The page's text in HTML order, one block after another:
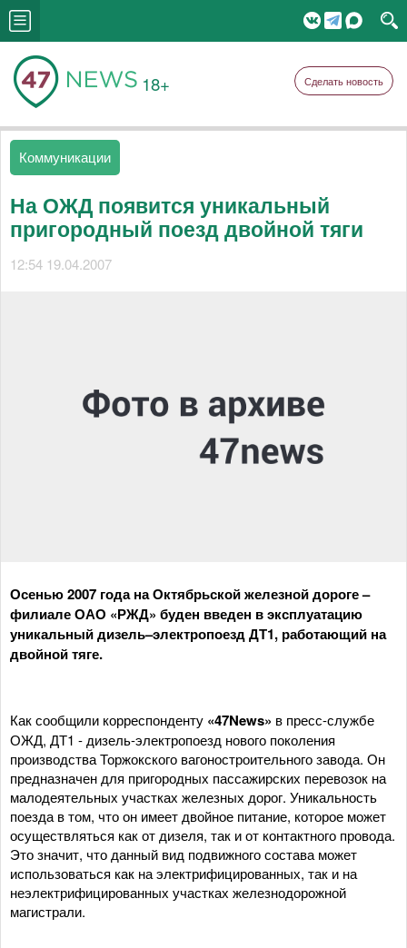
18+ Сделать новость
Коммуникации
На ОЖД появится уникальный
пригородный поезд двойной тяги
12:54 19.04.2007
Осенью 2007 года на Октябрьской железной дороге –
филиале ОАО «РЖД» буден введен в эксплуатацию
уникальный дизель–электропоезд ДТ1, работающий на
двойной тяге.
Как сообщили корреспонденту «47News» в пресс-службе
ОЖД, ДТ1 - дизель-электропоезд нового поколения
производства Торжокского вагоностроительного завода. Он
предназначен для пригородных пассажирских перевозок на
малодеятельных участках железных дорог. Уникальность
поезда в том, что он имеет двойное питание, которое может
осуществляться как от дизеля, так и от контактного провода.
Это значит, что данный вид подвижного состава может
использоваться как на электрифицированных, так и на
неэлектрифицированных участках железнодорожной
магистрали.